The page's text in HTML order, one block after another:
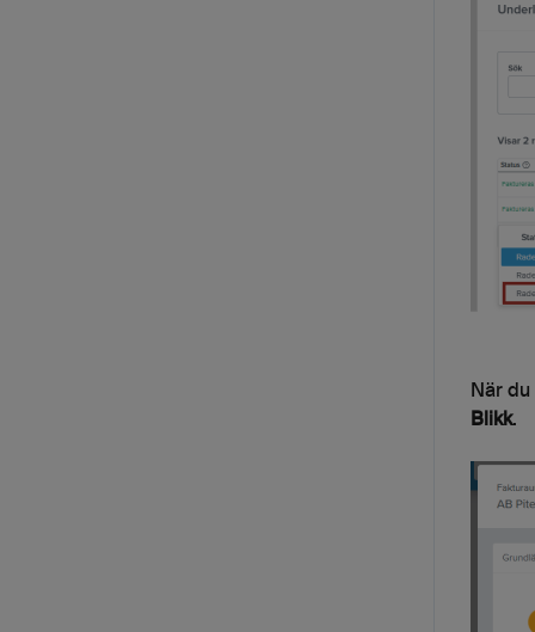
När
Blikk.